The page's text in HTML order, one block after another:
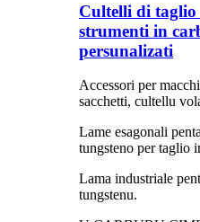
Cultelli di taglio
strumenti in
persunalizati
Accessori per
sacchetti, cultellu
Lame esagonali
tungsteno per taglio
Lama industriale
tungstenu.